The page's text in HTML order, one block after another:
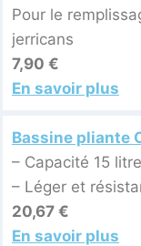
Pour le
jerricans
7,90 €
En savoir plus
Bassine pliante
– Capacité 15
– Léger et
20,67 €
En savoir plus